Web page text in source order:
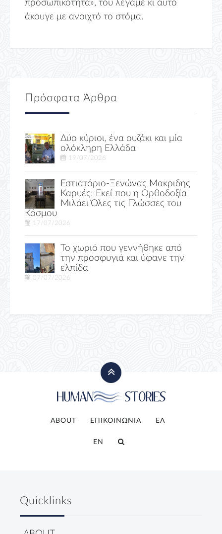
προσωπικότητα», του λέγαμε κι αυτό
άκουγε με ανοιχτό το στόμα.
Πρόσφατα Άρθρα
Δύο κύριοι, ένα ουζάκι και μία
ολόκληρη Ελλάδα
19/07/2026
Εστιατόριο-Ξενώνας Μακριδης
Καρυές: Εκεί που η Ορθοδοξία
Μιλάει Όλες τις Γλώσσες του
Κόσμου
17/07/2026
Το χωριό που γεννήθηκε από
την προσφυγιά και ύφανε την
ελπίδα
07/07/2026
ABOUT ΕΠΙΚΟΙΝΩΝΙΑ ΕΛ
EN
Quicklinks